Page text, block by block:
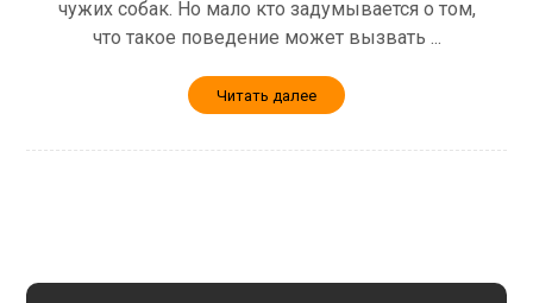
чужих собак. Но мало кто задумывается о том,
что такое поведение может вызвать ...
Читать далее